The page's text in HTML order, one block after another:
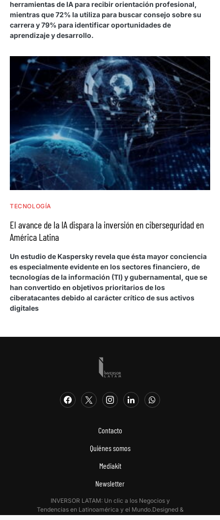
herramientas de IA para recibir orientación profesional,
mientras que 72% la utiliza para buscar consejo sobre su
carrera y 79% para identificar oportunidades de
aprendizaje y desarrollo.
TECNOLOGÍA
El avance de la IA dispara la inversión en ciberseguridad en
América Latina
Un estudio de Kaspersky revela que ésta mayor conciencia
es especialmente evidente en los sectores financiero, de
tecnologías de la información (TI) y gubernamental, que se
han convertido en objetivos prioritarios de los
ciberatacantes debido al carácter crítico de sus activos
digitales
Contacto
Quiénes somos
Mediakit
Newsletter
INVERSOR LATAM: Un clic a los Negocios y
Tendencias en Latinoamérica y el Mundo.Designed &